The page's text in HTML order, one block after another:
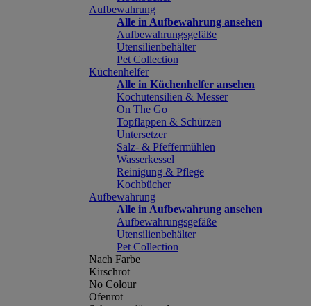
Aufbewahrung
Alle in Aufbewahrung ansehen
Aufbewahrungsgefäße
Utensilienbehälter
Pet Collection
Küchenhelfer
Alle in Küchenhelfer ansehen
Kochutensilien & Messer
On The Go
Topflappen & Schürzen
Untersetzer
Salz- & Pfeffermühlen
Wasserkessel
Reinigung & Pflege
Kochbücher
Aufbewahrung
Alle in Aufbewahrung ansehen
Aufbewahrungsgefäße
Utensilienbehälter
Pet Collection
Nach Farbe
Kirschrot
No Colour
Ofenrot